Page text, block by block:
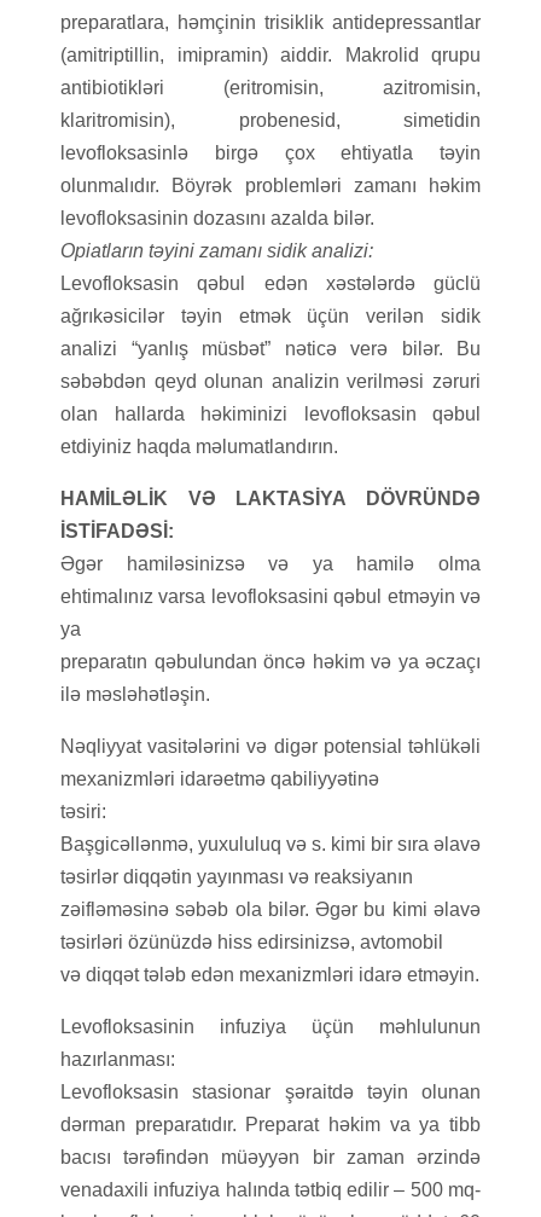
preparatlara, həmçinin trisiklik antidepressantlar
(amitriptillin, imipramin) aiddir. Makrolid qrupu
antibiotikləri (eritromisin, azitromisin,
klaritromisin), probenesid, simetidin
levofloksasinlə birgə çox ehtiyatla təyin
olunmalıdır. Böyrək problemləri zamanı həkim
levofloksasinin dozasını azalda bilər.
Opiatların təyini zamanı sidik analizi:
Levofloksasin qəbul edən xəstələrdə güclü
ağrıkəsicilər təyin etmək üçün verilən sidik
analizi “yanlış müsbət” nəticə verə bilər. Bu
səbəbdən qeyd olunan analizin verilməsi zəruri
olan hallarda həkiminizi levofloksasin qəbul
etdiyiniz haqda məlumatlandırın.
HAMİLƏLİK VƏ LAKTASİYA DÖVRÜNDƏ
İSTİFADƏSİ:
Əgər hamiləsinizsə və ya hamilə olma
ehtimalınız varsa levofloksasini qəbul etməyin və
ya
preparatın qəbulundan öncə həkim və ya əczaçı
ilə məsləhətləşin.
Nəqliyyat vasitələrini və digər potensial təhlükəli
mexanizmləri idarəetmə qabiliyyətinə
təsiri:
Başgicəllənmə, yuxululuq və s. kimi bir sıra əlavə
təsirlər diqqətin yayınması və reaksiyanın
zəifləməsinə səbəb ola bilər. Əgər bu kimi əlavə
təsirləri özünüzdə hiss edirsinizsə, avtomobil
və diqqət tələb edən mexanizmləri idarə etməyin.
Levofloksasinin infuziya üçün məhlulunun
hazırlanması:
Levofloksasin stasionar şəraitdə təyin olunan
dərman preparatıdır. Preparat həkim va ya tibb
bacısı tərəfindən müəyyən bir zaman ərzində
venadaxili infuziya halında tətbiq edilir – 500 mq-